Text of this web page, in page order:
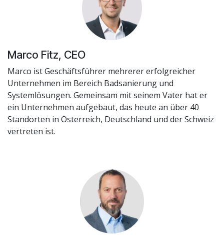
Marco Fitz, CEO
Marco ist Geschäftsführer mehrerer erfolgreicher
Unternehmen im Bereich Badsanierung und
Systemlösungen. Gemeinsam mit seinem Vater hat er
ein Unternehmen aufgebaut, das heute an über 40
Standorten in Österreich, Deutschland und der Schweiz
vertreten ist.